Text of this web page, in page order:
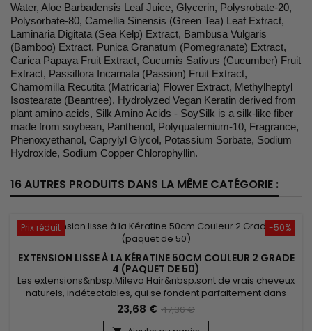
Water, Aloe Barbadensis Leaf Juice, Glycerin, Polysrobate-20,
Polysorbate-80, Camellia Sinensis (Green Tea) Leaf Extract,
Laminaria Digitata (Sea Kelp) Extract, Bambusa Vulgaris
(Bamboo) Extract, Punica Granatum (Pomegranate) Extract,
Carica Papaya Fruit Extract, Cucumis Sativus (Cucumber) Fruit
Extract, Passiflora Incarnata (Passion) Fruit Extract,
Chamomilla Recutita (Matricaria) Flower Extract, Methylheptyl
Isostearate (Beantree), Hydrolyzed Vegan Keratin derived from
plant amino acids, Silk Amino Acids - SoySilk is a silk-like fiber
made from soybean, Panthenol, Polyquaternium-10, Fragrance,
Phenoxyethanol, Caprylyl Glycol, Potassium Sorbate, Sodium
Hydroxide, Sodium Copper Chlorophyllin.
16 AUTRES PRODUITS DANS LA MÊME CATÉGORIE :
-50%
Prix réduit
EXTENSION LISSE À LA KÉRATINE 50CM COULEUR 2 GRADE
4 (PAQUET DE 50)
Les extensions&nbsp;Mileva Hair&nbsp;sont de vrais cheveux
naturels, indétectables, qui se fondent parfaitement dans
votre chevelure, en augmentant son volume ou sa
longueur.&nbsp; Très soyeux, très doux ils sont 100% rémy
23,68 € 47,36 €